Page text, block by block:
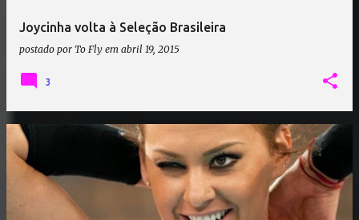
Joycinha volta à Seleção Brasileira
postado por To Fly em abril 19, 2015
3